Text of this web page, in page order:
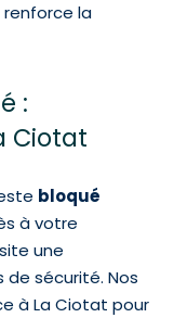
la
:
Ciotat
bloqué
à votre
une
sécurité. Nos
à La Ciotat pour